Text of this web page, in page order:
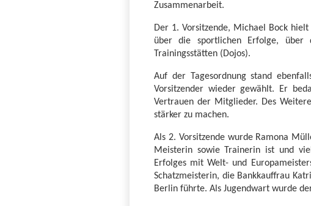
Zusammenarbeit.
Der 1. Vorsitzende, Michael Bock
über die sportlichen Erfolge, über
Trainingsstätten (Dojos).
Auf der Tagesordnung stand
Vorsitzender wieder gewählt. Er
Vertrauen der Mitglieder. Des
stärker zu machen.
Als 2. Vorsitzende wurde Ramona
Meisterin sowie Trainerin ist und
Erfolges mit Welt- und
Schatzmeisterin, die Bankkauffrau
Berlin führte. Als Jugendwart wurde